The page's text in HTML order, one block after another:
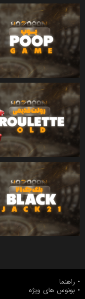
راهنما
بونوس های ویژه